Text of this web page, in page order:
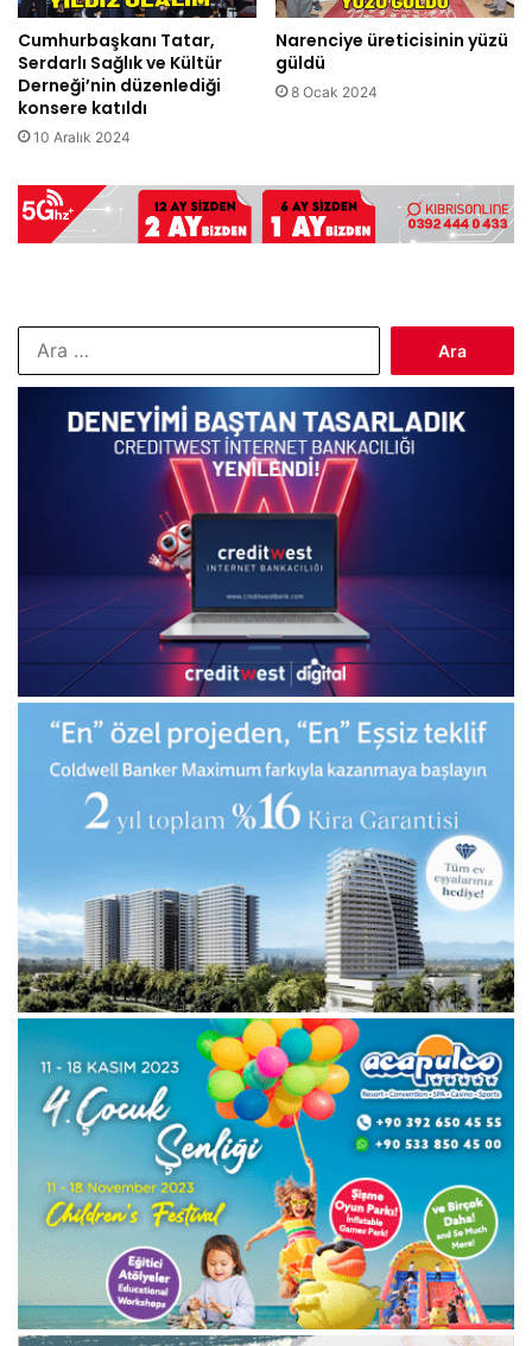
Cumhurbaşkanı Tatar,
Serdarlı Sağlık ve Kültür
Derneği’nin düzenlediği
konsere katıldı
10 Aralık 2024
Narenciye üreticisinin yüzü
güldü
8 Ocak 2024